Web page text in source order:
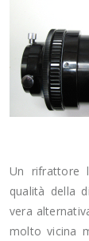
Un rifrattore
qualità della
vera
molto vicina